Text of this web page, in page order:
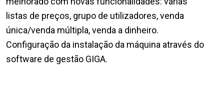
listas de preços, grupo de utilizadores, venda
única/venda múltipla, venda a dinheiro.
Configuração da instalação da máquina através do
software de gestão GIGA.